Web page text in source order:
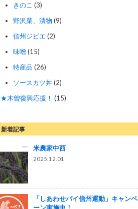
きのこ (3)
野沢菜、漬物 (9)
信州ジビエ (2)
味噌(15)
特産品 (26)
ソースカツ丼(2)
★木曽復興応援！ (15)
新着記事
米農家中西
2025.12.01
「しあわせバイ信州運動」キャンペ
ーン実施中！